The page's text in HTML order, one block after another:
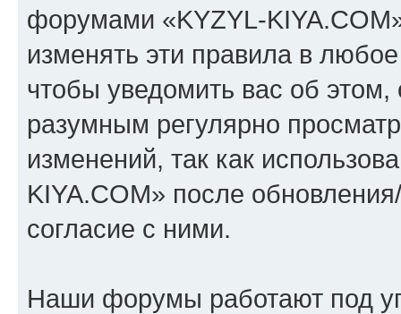
форумами «KYZYL-
изменять эти правила в
чтобы уведомить вас об
разумным регулярно
изменений, так как
KIYA.COM» после
согласие с ними.
Наши форумы работают под